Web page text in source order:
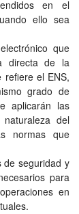
en el
ello sea
que
directa de la
refiere el ENS,
grado de
aplicarán las
del
normas que
de seguridad y
para
en